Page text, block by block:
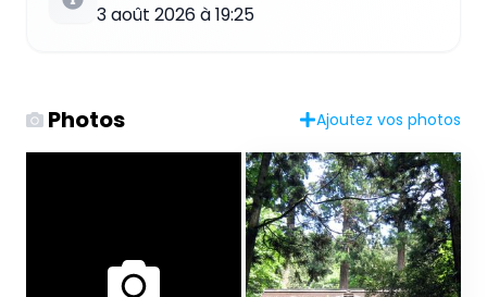
3 août 2026 à 19:25
Photos Ajoutez vos photos